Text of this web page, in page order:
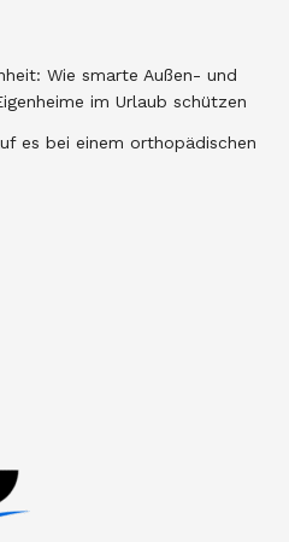
Wie smarte Außen- und
im Urlaub schützen
es bei einem orthopädischen